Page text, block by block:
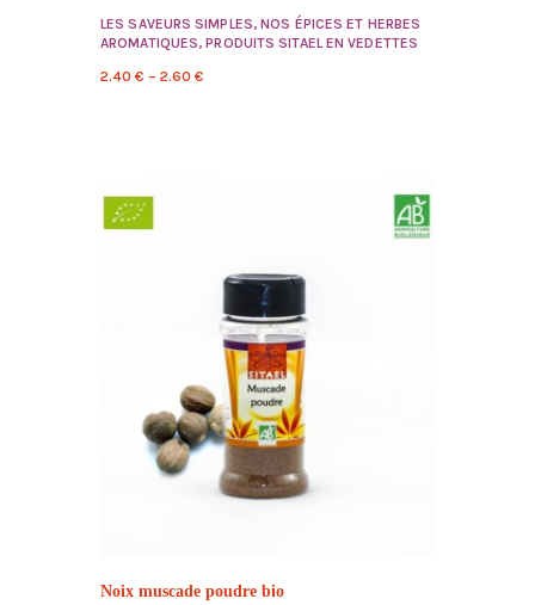
LES SAVEURS SIMPLES,NOS ÉPICES ET HERBES
AROMATIQUES,PRODUITS SITAEL EN VEDETTES
2.40 € – 2.60 €
Noix muscade poudre bio